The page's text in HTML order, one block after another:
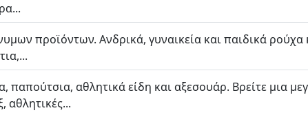
προϊόντων. Ανδρικά, γυναικεία και παιδικά ρούχα
αθλητικά είδη και αξεσουάρ. Βρείτε μια
αθλητικές...